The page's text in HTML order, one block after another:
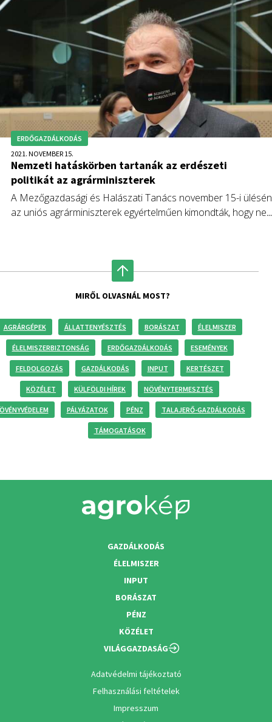
ERDŐGAZDÁLKODÁS
2021. NOVEMBER 15.
Nemzeti hatáskörben tartanák az erdészeti
politikát az agrárminiszterek
A Mezőgazdasági és Halászati Tanács november 15-i ülésén
az uniós agrárminiszterek egyértelműen kimondták, hogy
MIRŐL OLVASNÁL MOST?
AGRÁRGÉPEK ÁLLATTENYÉSZTÉS BORÁSZAT ÉLELMISZER
ÉLELMISZERBIZTONSÁG ERDŐGAZDÁLKODÁS ESEMÉNYEK
FELDOLGOZÁS GAZDÁLKODÁS INPUT KERTÉSZET
KÖZÉLET KÜLFÖLDI HÍREK NÖVÉNYTERMESZTÉS
PÁLYÁZATOK PÉNZ TALAJERŐ-GAZDÁLKODÁS
TÁMOGATÁSOK
GAZDÁLKODÁS
ÉLELMISZER
INPUT
BORÁSZAT
PÉNZ
KÖZÉLET
VILÁGGAZDASÁG
Adatvédelmi tájékoztató
Felhasználási feltételek
Impresszum